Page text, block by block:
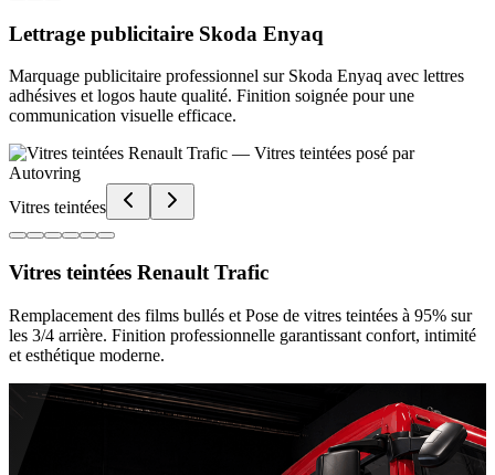
Lettrage publicitaire Skoda Enyaq
Marquage publicitaire professionnel sur Skoda Enyaq avec lettres
adhésives et logos haute qualité. Finition soignée pour une
communication visuelle efficace.
Vitres teintées
Vitres teintées Renault Trafic
Remplacement des films bullés et Pose de vitres teintées à 95% sur
les 3/4 arrière. Finition professionnelle garantissant confort, intimité
et esthétique moderne.